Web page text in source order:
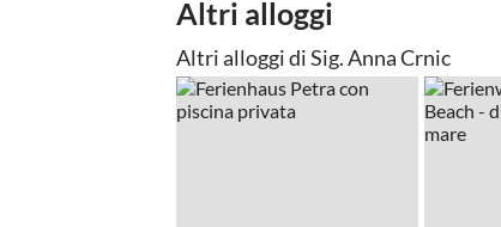
Altri alloggi
Altri alloggi di Sig. Anna Crnic